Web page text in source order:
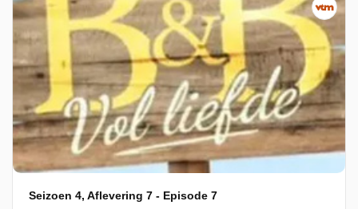
Seizoen 4, Aflevering 7 - Episode 7